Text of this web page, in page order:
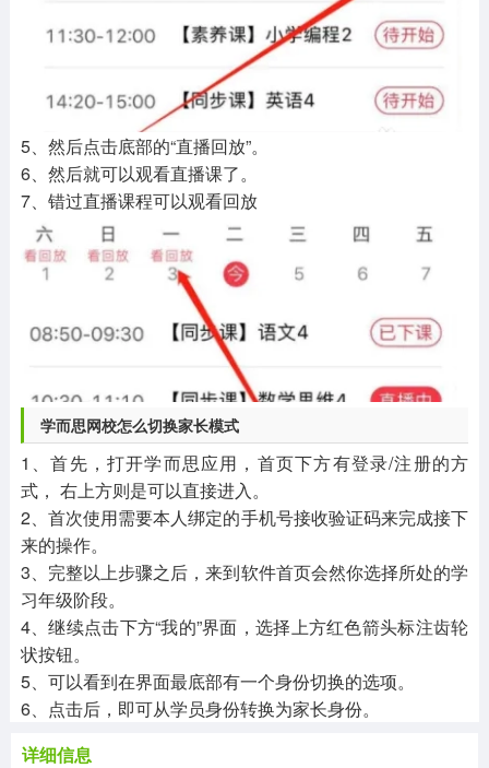
5、然后点击底部的“直播回放”。
6、然后就可以观看直播课了。
7、错过直播课程可以观看回放
学而思网校怎么切换家长模式
1、首先，打开学而思应用，首页下方有登录/注册的方
式， 右上方则是可以直接进入。
2、首次使用需要本人绑定的手机号接收验证码来完成接下
来的操作。
3、完整以上步骤之后，来到软件首页会然你选择所处的学
习年级阶段。
4、继续点击下方“我的”界面，选择上方红色箭头标注齿轮
状按钮。
5、可以看到在界面最底部有一个身份切换的选项。
6、点击后，即可从学员身份转换为家长身份。
详细信息